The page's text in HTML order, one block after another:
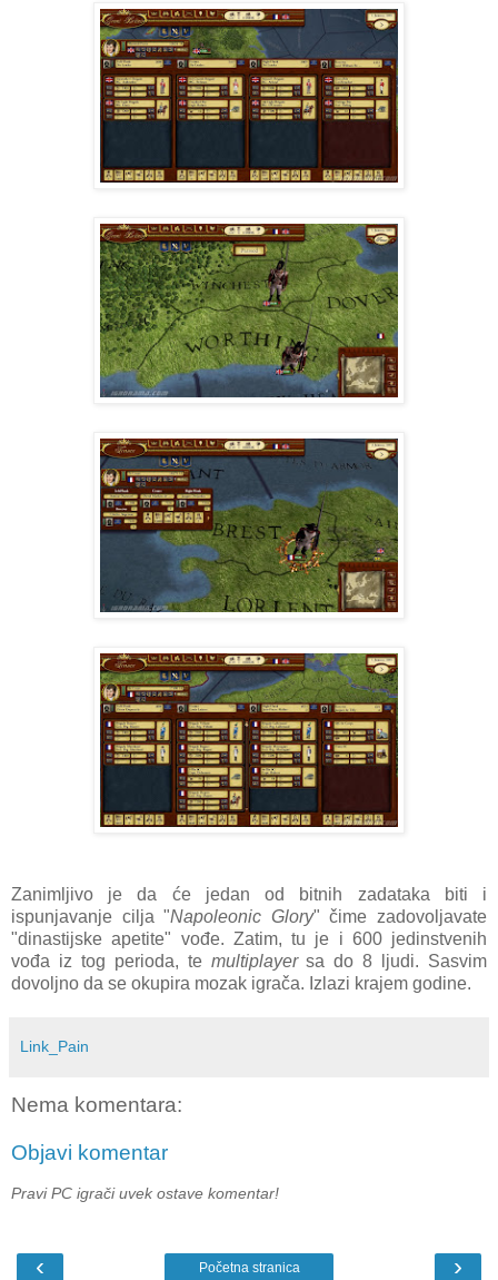
Zanimljivo je da će jedan od bitnih zadataka biti i
ispunjavanje cilja "Napoleonic Glory" čime zadovoljavate
"dinastijske apetite" vođe. Zatim, tu je i 600 jedinstvenih
vođa iz tog perioda, te multiplayersa do 8 ljudi. Sasvim
dovoljno da se okupira mozak igrača. Izlazi krajem godine.
Link_Pain
Nema komentara:
Objavi komentar
Pravi PC igrači uvek ostave komentar!
‹ ›
Početna stranica